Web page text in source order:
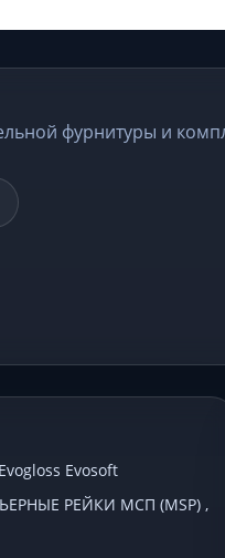
фурнитуры и
Evosoft
РЕЙКИ МСП (MSP) ,